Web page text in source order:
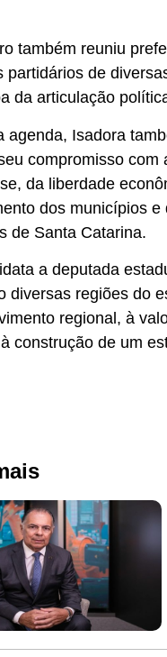
também reuniu
partidários de
da articulação
agenda, Isadora
compromisso
da liberdade
dos municípios
de Santa Catarina.
a deputada
diversas regiões do
regional, à
construção de um